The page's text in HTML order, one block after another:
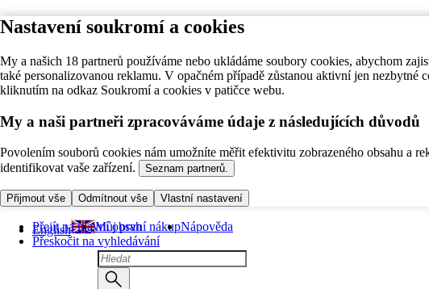
Nastavení soukromí a cookies
My a našich 18 partnerů používáme nebo ukládáme soubory cookies, abychom
také personalizovanou reklamu. V opačném případě zůstanou aktivní jen
kliknutím na odkaz Soukromí a cookies v patičce webu.
My a naši partneři zpracováváme údaje z následujících důvodů
Povolením souborů cookies nám umožníte měřit efektivitu zobrazeného obsahu a
identifikovat vaše zařízení.
Seznam partnerů.
Přijmout vše Odmítnout vše Vlastní nastavení
Přejít na hlavní obsah
Přeskočit na vyhledávání
English Můj první nákupNápověda